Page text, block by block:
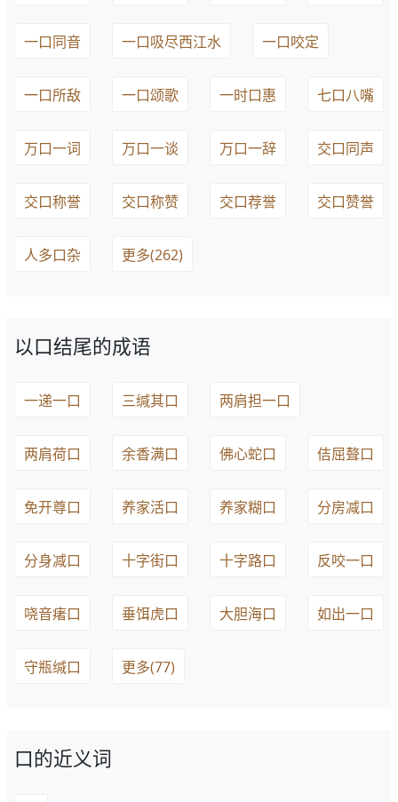
一口同音 一口吸尽西江水 一口咬定
一口所敌 一口颂歌 一时口惠 七口八嘴
万口一词 万口一谈 万口一辞 交口同声
交口称誉 交口称赞 交口荐誉 交口赞誉
人多口杂 更多(262)
以口结尾的成语
一递一口 三缄其口 两肩担一口
两肩荷口 余香满口 佛心蛇口 佶屈聱口
免开尊口 养家活口 养家糊口 分房减口
分身减口 十字街口 十字路口 反咬一口
哓音瘏口 垂饵虎口 大胆海口 如出一口
守瓶缄口 更多(77)
口的近义词